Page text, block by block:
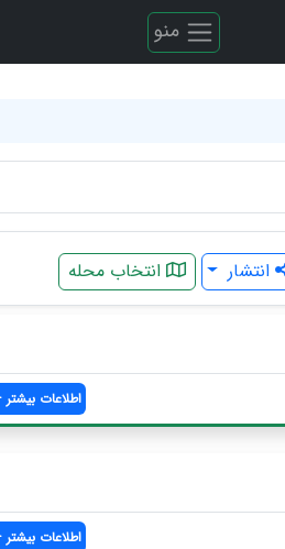
منو
انتشار انتخاب محله
اطلاعات بیشتر
اطلاعات بیشتر